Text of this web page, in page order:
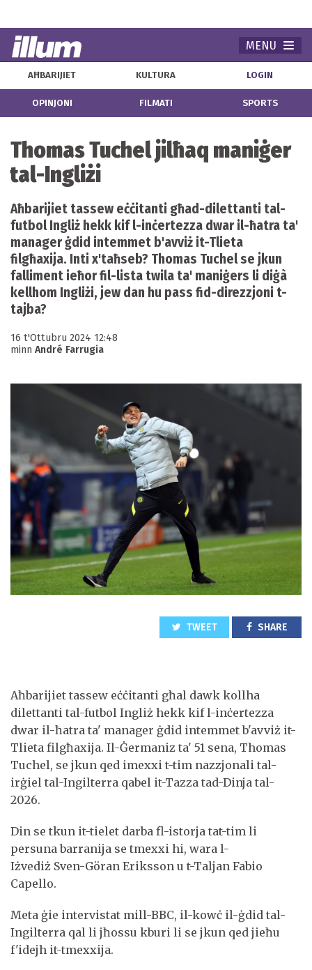
MENU
AĦBARIJIET KULTURA LOGIN
OPINJONI FILMATI SPORTS
Thomas Tuchel jilħaq maniġer
tal-Ingliżi
Aħbarijiet tassew eċċitanti għad-dilettanti tal-
futbol Ingliż hekk kif l-inċertezza dwar il-ħatra ta'
manager ġdid intemmet b'avviż it-Tlieta
filgħaxija. Inti x'taħseb? Thomas Tuchel se jkun
falliment ieħor fil-lista twila ta' maniġers li diġà
kellhom Ingliżi, jew dan hu pass fid-direzzjoni t-
tajba?
16 t'Ottubru 2024 12:48
minn André Farrugia
TWEET SHARE
Aħbarijiet tassew eċċitanti għal dawk kollha
dilettanti tal-futbol Ingliż hekk kif l-inċertezza
dwar il-ħatra ta' manager ġdid intemmet b'avviż it-
Tlieta filgħaxija. Il-Ġermaniz ta' 51 sena, Thomas
Tuchel, se jkun qed imexxi t-tim nazzjonali tal-
irġiel tal-Ingilterra qabel it-Tazza tad-Dinja tal-
2026.
Din se tkun it-tielet darba fl-istorja tat-tim li
persuna barranija se tmexxi hi, wara l-
Iżvediż Sven-Göran Eriksson u t-Taljan Fabio
Capello.
Meta ġie intervistat mill-BBC, il-kowċ il-ġdid tal-
Ingilterra qal li jħossu kburi li se jkun qed jieħu
f'idejh it-tmexxija.